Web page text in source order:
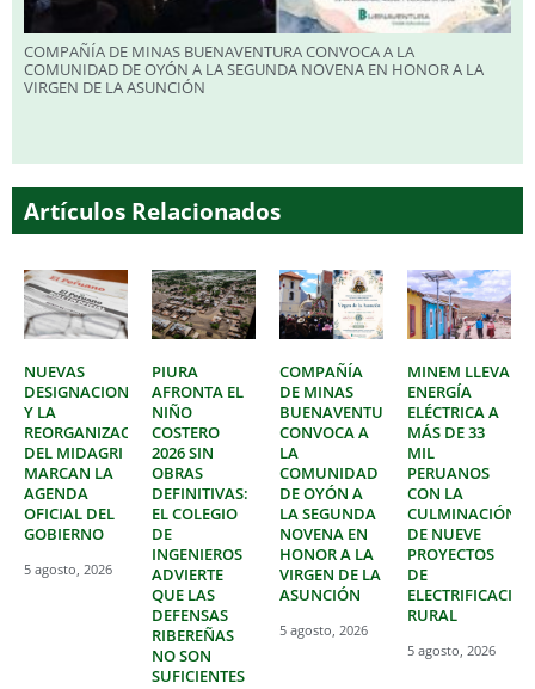
COMPAÑÍA DE MINAS BUENAVENTURA CONVOCA A LA
COMUNIDAD DE OYÓN A LA SEGUNDA NOVENA EN HONOR A LA
VIRGEN DE LA ASUNCIÓN
Artículos Relacionados
NUEVAS
DESIGNACIONES
Y LA
REORGANIZACIÓN
DEL MIDAGRI
MARCAN LA
AGENDA
OFICIAL DEL
GOBIERNO
5 agosto, 2026
PIURA
AFRONTA EL
NIÑO
COSTERO
2026 SIN
OBRAS
DEFINITIVAS:
EL COLEGIO
DE
INGENIEROS
ADVIERTE
QUE LAS
DEFENSAS
RIBEREÑAS
NO SON
SUFICIENTES
COMPAÑÍA
DE MINAS
BUENAVENTURA
CONVOCA A
LA
COMUNIDAD
DE OYÓN A
LA SEGUNDA
NOVENA EN
HONOR A LA
VIRGEN DE LA
ASUNCIÓN
5 agosto, 2026
MINEM LLEVA
ENERGÍA
ELÉCTRICA A
MÁS DE 33
MIL
PERUANOS
CON LA
CULMINACIÓN
DE NUEVE
PROYECTOS
DE
ELECTRIFICACIÓN
RURAL
5 agosto, 2026